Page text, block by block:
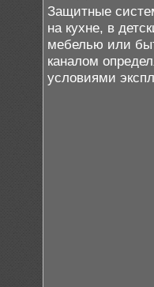
Защитные
на кухне, в
мебелью или
каналом
условиями